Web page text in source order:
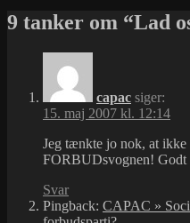
9 tanker om “Lad
capac siger:
15. maj 2007 kl. 12:14
Jeg tænkte jo nok, at ikke
FORBUDsvognen! Godt
Svar
Pingback: CAPAC »